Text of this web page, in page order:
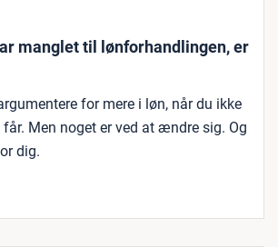
manglet til lønforhandlingen, er
for mere i løn, når du ikke
får. Men noget er ved at ændre sig. Og
dig.